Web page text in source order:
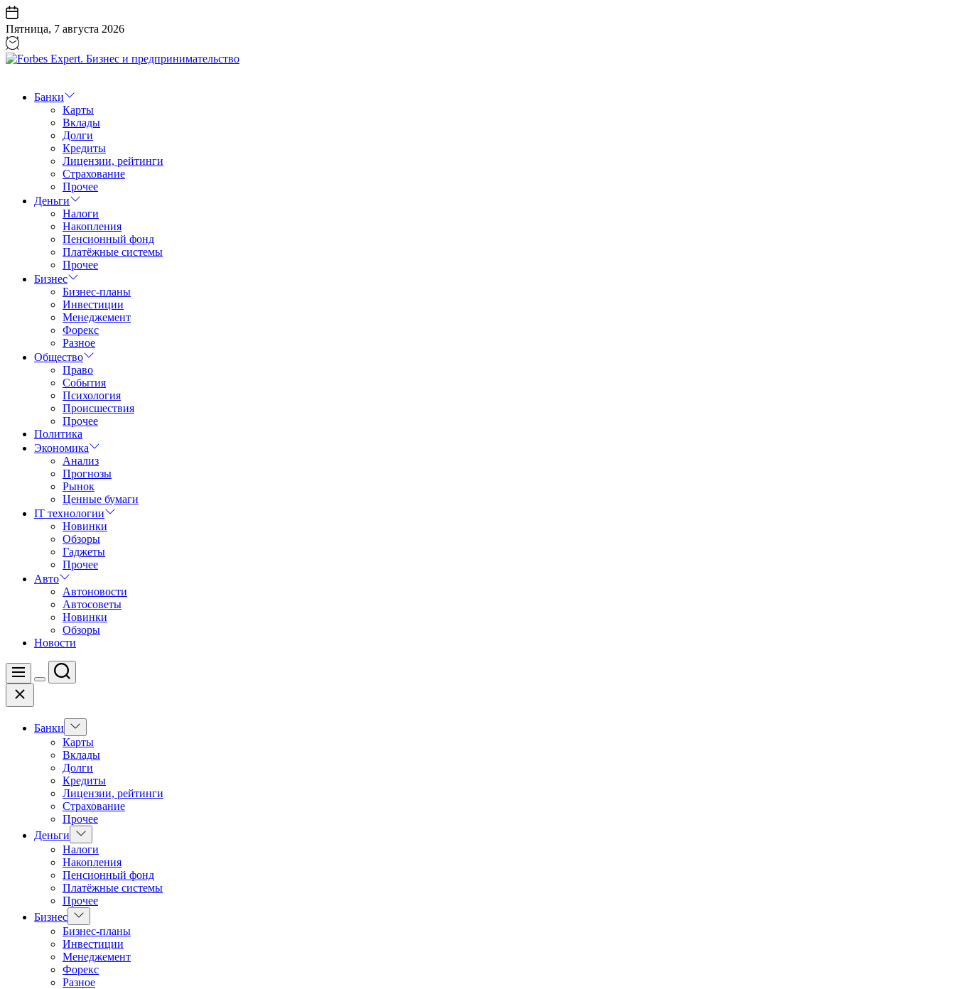
Перейти
к
содержанию
Пятница, 7 августа 2026
Бизнес
предпринимательство
Банки
Карты
Вклады
Долги
Кредиты
Лицензии, рейтинги
Страхование
Прочее
Деньги
Налоги
Накопления
Пенсионный фонд
Платёжные системы
Прочее
Бизнес
Бизнес-планы
Инвестиции
Менеджемент
Форекс
Разное
Общество
Право
События
Психология
Происшествия
Прочее
Политика
Экономика
Анализ
Прогнозы
Рынок
Ценные бумаги
IT технологии
Новинки
Обзоры
Гаджеты
Прочее
Авто
Автоновости
Автосоветы
Новинки
Обзоры
Новости
Меню
Цвет
Поиск
Закрыть
Банки
Показать
подменю
Карты
Вклады
Долги
Кредиты
Лицензии, рейтинги
Страхование
Прочее
Деньги
Показать
подменю
Налоги
Накопления
Пенсионный фонд
Платёжные системы
Прочее
Бизнес Показать
подменю
Бизнес-планы
Инвестиции
Менеджемент
Форекс
Разное